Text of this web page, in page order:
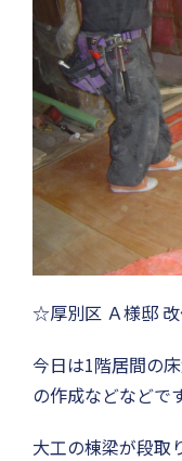
☆厚別区 Ａ様邸
今日は1階居間の
の作成などなどで
大工の棟梁が段取